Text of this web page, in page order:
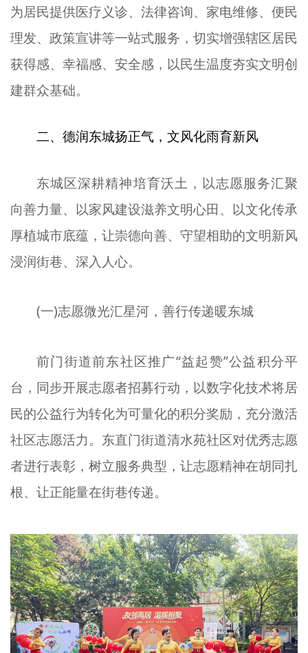
为居民提供医疗义诊、法律咨询、家电维修、便民
理发、政策宣讲等一站式服务，切实增强辖区居民
获得感、幸福感、安全感，以民生温度夯实文明创
建群众基础。
二、德润东城扬正气，文风化雨育新风
东城区深耕精神培育沃土，以志愿服务汇聚
向善力量、以家风建设滋养文明心田、以文化传承
厚植城市底蕴，让崇德向善、守望相助的文明新风
浸润街巷、深入人心。
(一)志愿微光汇星河，善行传递暖东城
前门街道前东社区推广“益起赞”公益积分平
台，同步开展志愿者招募行动，以数字化技术将居
民的公益行为转化为可量化的积分奖励，充分激活
社区志愿活力。东直门街道清水苑社区对优秀志愿
者进行表彰，树立服务典型，让志愿精神在胡同扎
根、让正能量在街巷传递。